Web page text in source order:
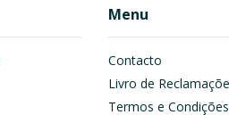
Menu
Contacto
Livro de
Termos e Condições